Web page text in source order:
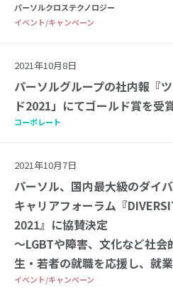
パーソルクロステクノロジー
イベント/キャンペーン
2021年10月8日
パーソルグループの社内報『
ド2021」にてゴールド賞を受
コーポレート
2021年10月7日
パーソル、国内最大級のダイ
キャリアフォーラム『
2021』に協賛決定
～LGBTや障害、文化など社
生・若者の就職を応援し、就
イベント/キャンペーン